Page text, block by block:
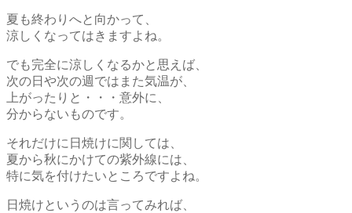
夏も終わりへと向かって、
涼しくなってはきますよね。
でも完全に涼しくなるかと思えば、
次の日や次の週ではまた気温が、
上がったりと・・・意外に、
分からないものです。
それだけに日焼けに関しては、
夏から秋にかけての紫外線には、
特に気を付けたいところですよね。
日焼けというのは言ってみれば、